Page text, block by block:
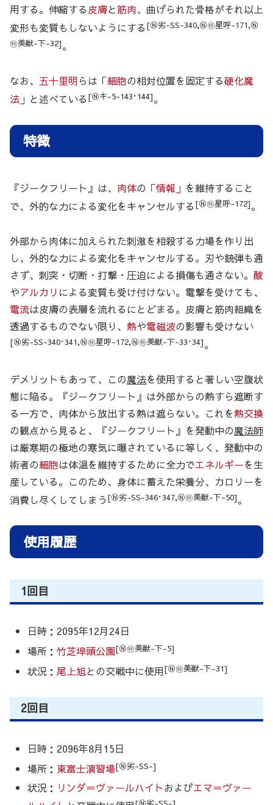
用する。伸縮する 皮膚と筋肉、曲げられた骨格がそれ以上
変形も変質もしないようにする [Ⓝ劣-SS-340,Ⓝ㊕星呼-171,Ⓝ
㊕美獣-下-32]。
なお、 五十里明らは「細胞の相対位置を固定する硬化魔
法 」と述べている [Ⓝキ-5-143･144]。
特徴
『ジークフリート』は、 肉体の 「情報」 を維持すること
で、外的な力による変化をキャンセルする [Ⓝ㊕星呼-172]。
外部から肉体に加えられた刺激を相殺する力場を作り出
し、外的な力による変化をキャンセルする。刃や銃弾も通
さず、刺突・切断・打撃・圧迫による損傷も通さない。 酸
やアルカリ による変質も受け付けない。電撃を受けても、
電流は皮膚の表層を流れるにとどまる。皮膚と筋肉組織を
透過するものでない限り、 熱や電磁波の影響も受けない
[Ⓝ劣-SS-340･341,Ⓝ㊕星呼-172,Ⓝ㊕美獣-下-33･34]。
デメリットもあって、この魔法を使用すると著しい空腹状
態に陥る。『ジークフリート』は外部からの熱すら遮断す
る一方で、肉体から放出する熱は遮らない。これを熱交換
の観点から見ると、『ジークフリート』を発動中の魔法師
は厳寒期の極地の寒気に曝されているに等しく、発動中の
術者の細胞は体温を維持するために全力でエネルギーを生
産している。このため、身体に蓄えた栄養分、カロリーを
消費し尽くしてしまう [Ⓝ劣-SS-346･347,Ⓝ㊕美獣-下-50]。
使用履歴
1回目
日時：2095年12月24日
場所：竹芝埠頭公園[Ⓝ㊕美獣-下-5]
状況： 尾上旭との交戦中に使用[Ⓝ㊕美獣-下-31]
2回目
日時：2096年8月15日
場所： 東富士演習場[Ⓝ劣-SS-]
状況： リンダ＝ヴァールハイト およびエマ＝ヴァー